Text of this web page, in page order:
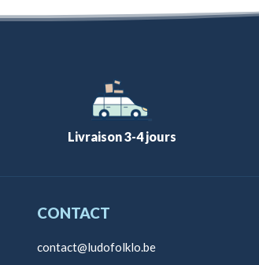
Livraison 3-4 jours
CONTACT
contact@ludofolklo.be